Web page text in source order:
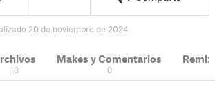
20 de noviembre de 2024
18
Makes y Comentarios
0